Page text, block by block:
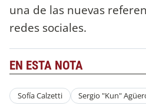
una de las nuevas
redes sociales.
EN ESTA NOTA
Sofía Calzetti Sergio "Kun"